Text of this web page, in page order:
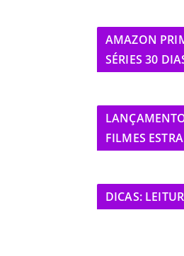
AMAZON
SÉRIES 30
FILMES
DICAS: